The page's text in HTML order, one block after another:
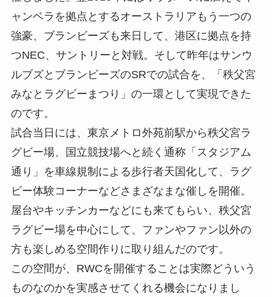
ャンベラを拠点とするオーストラリアもう一つの
強豪、ブランビーズも来日して、港区に拠点を持
つNEC、サントリーと対戦。そして昨年はサンウ
ルブズとブランビーズのSRでの試合を、「秩父宮
みなとラグビーまつり」の一環として実現できた
のです。
試合当日には、東京メトロ外苑前駅から秩父宮ラ
グビー場、国立競技場へと続く通称「スタジアム
通り」を車線規制による歩行者天国化して、ラグ
ビー体験コーナーなどさまざなまな催しを開催。
屋台やキッチンカーなどにも来てもらい、秩父宮
ラグビー場を中心にして、ファンやファン以外の
方も楽しめる空間作りに取り組んだのです。
この空間が、RWCを開催することは実際どういう
ものなのかを実感させてくれる機会になりまし